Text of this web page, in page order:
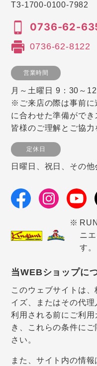
T3-1700-0100-7982
0736-62-
0736-62-8122
営業時間
月～土曜日 9：30～
※ご来店の際は事前に
に合わせた準備ができ
皆様のご理解とご協力
定休日
日曜日、祝日、その他
ニ
す。
当WEBショップに
このウェブサイトは
イズ、またはその代
利用される前にご利
き、これらの条件に
さい。
また、サイト内の情